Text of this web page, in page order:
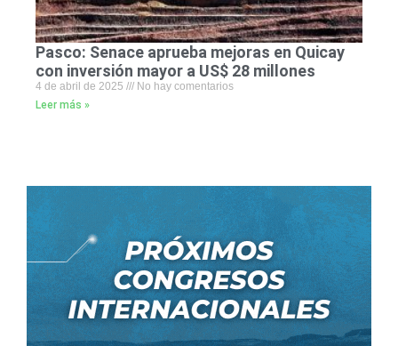
Pasco: Senace aprueba mejoras en Quicay
con inversión mayor a US$ 28 millones
4 de abril de 2025
No hay comentarios
Leer más »